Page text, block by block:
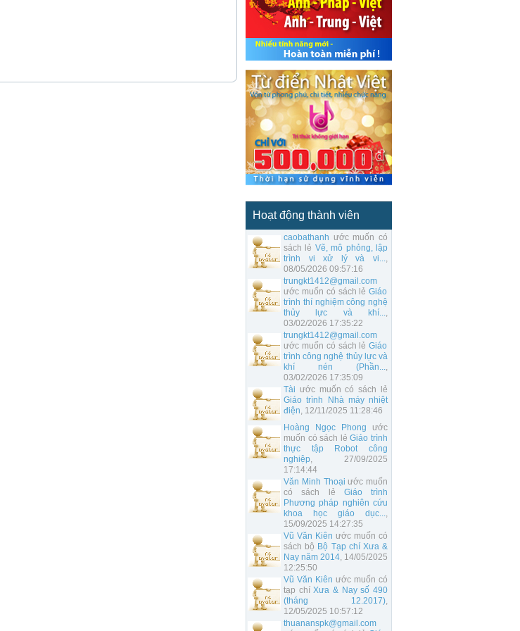
Hoạt động thành viên
caobathanh ước muốn có
sách lẻ Vẽ, mô phỏng, lập
trình vi xử lý và vi...,
08/05/2026 09:57:16
trungkt1412@gmail.com
ước muốn có sách lẻGiáo
trình thí nghiệm công nghệ
thủy lực và khí...,
03/02/2026 17:35:22
trungkt1412@gmail.com
ước muốn có sách lẻGiáo
trình công nghệ thủy lực và
khí nén (Phần...,
03/02/2026 17:35:09
Tài ước muốn có sách lẻ
Giáo trình Nhà máy nhiệt
điện, 12/11/2025 11:28:46
Hoàng Ngọc Phong ước
muốn có sách lẻGiáo trình
thực tập Robot công
nghiệp, 27/09/2025
17:14:44
Văn Minh Thoại ước muốn
có sách lẻ Giáo trình
Phương pháp nghiên cứu
khoa học giáo dục...,
15/09/2025 14:27:35
Vũ Văn Kiên ước muốn có
sách bộ Bộ Tạp chí Xưa &
Nay năm 2014, 14/05/2025
12:25:50
Vũ Văn Kiên ước muốn có
tạp chíXưa & Nay số 490
(tháng 12.2017),
12/05/2025 10:57:12
thuananspk@gmail.com